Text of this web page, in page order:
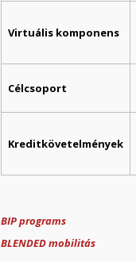
Virtuális komponens
Célcsoport
Kreditkövetelmények
BIP programs
BLENDED mobilitás